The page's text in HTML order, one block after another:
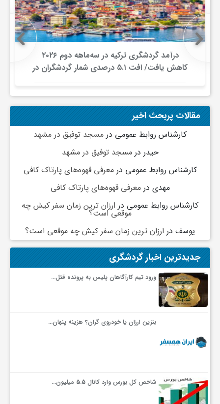
درآمد گردشگری ترکیه در سه‌ماهه دوم ۲۰۲۶
کاهش یافت/ افت ۵.۱ درصدی شمار گردشگران در
برابر افزایش هزینه‌کرد
مقالات پربحث اخیر
کارشناس روابط عمومی در مسجد توفیق در مشهد
حیدر درمسجد توفیق در مشهد
کارشناس روابط عمومی درمعرفی قهوه‌های پارتاک کافی
مهدی درمعرفی قهوه‌های پارتاک کافی
کارشناس روابط عمومی در ارزان ترین زمان سفر کیش چه
موقعی است؟
یوسف در ارزان ترین زمان سفر کیش چه موقعی است؟
جدیدترین اخبار گردشگری
ورود تیم کارآگاهان پلیس به پرونده قتل…
بنزین ارزان یا خودروی گران؟ هزینه پنهان…
شاخص کل بورس وارد کانال 5.5 میلیون…